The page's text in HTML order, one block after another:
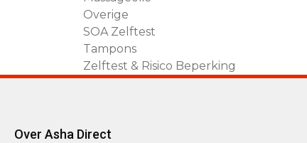
Overige
SOA Zelftest
Tampons
Zelftest & Risico Beperking
Over Asha Direct